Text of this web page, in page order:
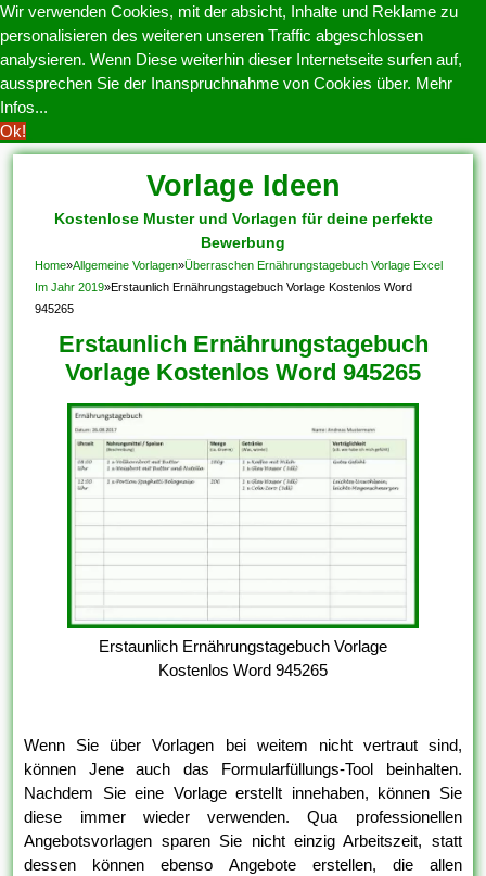
Wir verwenden Cookies, mit der absicht, Inhalte und Reklame zu
personalisieren des weiteren unseren Traffic abgeschlossen
analysieren. Wenn Diese weiterhin dieser Internetseite surfen auf,
aussprechen Sie der Inanspruchnahme von Cookies über. Mehr
Infos...
Ok!
Vorlage Ideen
Kostenlose Muster und Vorlagen für deine perfekte
Bewerbung
Home»Allgemeine Vorlagen»Überraschen Ernährungstagebuch Vorlage Excel
Im Jahr 2019»Erstaunlich Ernährungstagebuch Vorlage Kostenlos Word
945265
Erstaunlich Ernährungstagebuch
Vorlage Kostenlos Word 945265
Erstaunlich Ernährungstagebuch Vorlage
Kostenlos Word 945265
Wenn Sie über Vorlagen bei weitem nicht vertraut sind,
können Jene auch das Formularfüllungs-Tool beinhalten.
Nachdem Sie eine Vorlage erstellt innehaben, können Sie
diese immer wieder verwenden. Qua professionellen
Angebotsvorlagen sparen Sie nicht einzig Arbeitszeit, statt
dessen können ebenso Angebote erstellen, die allen